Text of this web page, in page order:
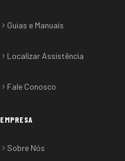
Guias e Manuais
Localizar Assistência
Fale Conosco
EMPRESA
Sobre Nós